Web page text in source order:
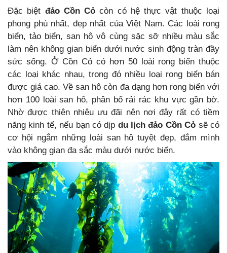
Đặc biệt đảo Cồn Cỏ còn có hệ thực vật thuộc loại
phong phú nhất, đẹp nhất của Việt Nam. Các loài rong
biển, tảo biển, san hô vô cùng sặc sỡ nhiều màu sắc
làm nên không gian biển dưới nước sinh động tràn đầy
sức sống. Ở Cồn Cỏ có hơn 50 loài rong biển thuộc
các loại khác nhau, trong đó nhiều loại rong biển bán
được giá cao. Về san hô còn đa dạng hơn rong biển với
hơn 100 loài san hô, phân bố rải rác khu vực gần bờ.
Nhờ được thiên nhiêu ưu đãi nên nơi đây rất có tiềm
năng kinh tế, nếu bạn có dịp du lịch đảo Cồn Cỏ sẽ có
cơ hội ngắm những loài san hô tuyệt đẹp, đắm mình
vào không gian đa sắc màu dưới nước biển.